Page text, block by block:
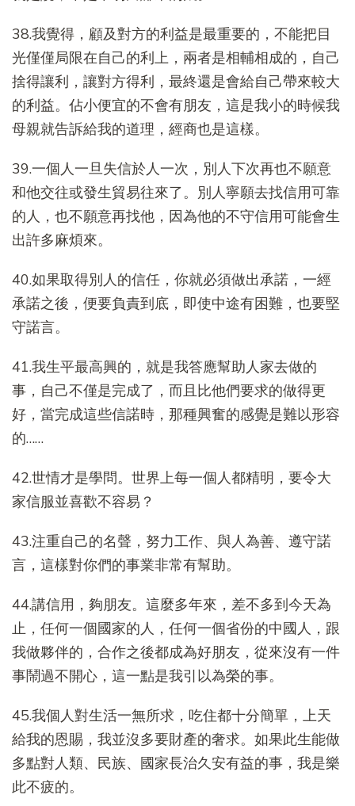
38.我覺得，顧及對方的利益是最重要的，不能把目
光僅僅局限在自己的利上，兩者是相輔相成的，自己
捨得讓利，讓對方得利，最終還是會給自己帶來較大
的利益。佔小便宜的不會有朋友，這是我小的時候我
母親就告訴給我的道理，經商也是這樣。
39.一個人一旦失信於人一次，別人下次再也不願意
和他交往或發生貿易往來了。別人寧願去找信用可靠
的人，也不願意再找他，因為他的不守信用可能會生
出許多麻煩來。
40.如果取得別人的信任，你就必須做出承諾，一經
承諾之後，便要負責到底，即使中途有困難，也要堅
守諾言。
41.我生平最高興的，就是我答應幫助人家去做的
事，自己不僅是完成了，而且比他們要求的做得更
好，當完成這些信諾時，那種興奮的感覺是難以形容
的……
42.世情才是學問。世界上每一個人都精明，要令大
家信服並喜歡不容易？
43.注重自己的名聲，努力工作、與人為善、遵守諾
言，這樣對你們的事業非常有幫助。
44.講信用，夠朋友。這麼多年來，差不多到今天為
止，任何一個國家的人，任何一個省份的中國人，跟
我做夥伴的，合作之後都成為好朋友，從來沒有一件
事鬧過不開心，這一點是我引以為榮的事。
45.我個人對生活一無所求，吃住都十分簡單，上天
給我的恩賜，我並沒多要財產的奢求。如果此生能做
多點對人類、民族、國家長治久安有益的事，我是樂
此不疲的。